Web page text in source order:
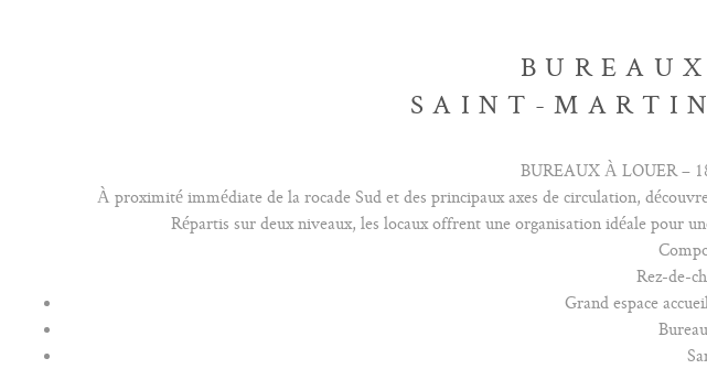
SAINT-
BUREAUX À LOUER –
À proximité immédiate de la rocade Sud et des principaux axes de circulation,
Répartis sur deux niveaux, les locaux offrent une organisation idéale pour
Rez-de-
Grand espace